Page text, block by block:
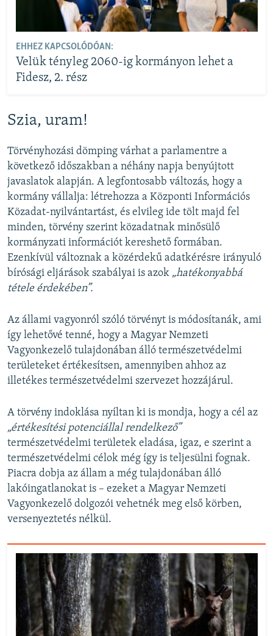
EHHEZ KAPCSOLÓDÓAN:
Velük tényleg 2060-ig kormányon lehet a
Fidesz, 2. rész
Szia, uram!
Törvényhozási dömping várhat a parlamentre a
következő időszakban a néhány napja benyújtott
javaslatok alapján. A legfontosabb változás, hogy a
kormány vállalja: létrehozza a Központi Információs
Közadat-nyilvántartást, és elvileg ide tölt majd fel
minden, törvény szerint közadatnak minősülő
kormányzati információt kereshető formában.
Ezenkívül változnak a közérdekű adatkérésre irányuló
bírósági eljárások szabályai is azok „hatékonyabbá
tétele érdekében”.
Az állami vagyonról szóló törvényt is módosítanák, ami
így lehetővé tenné, hogy a Magyar Nemzeti
Vagyonkezelő tulajdonában álló természetvédelmi
területeket értékesítsen, amennyiben ahhoz az
illetékes természetvédelmi szervezet hozzájárul.
A törvény indoklása nyíltan ki is mondja, hogy a cél az
„értékesítési potenciállal rendelkező”
természetvédelmi területek eladása, igaz, e szerint a
természetvédelmi célok még így is teljesülni fognak.
Piacra dobja az állam a még tulajdonában álló
lakóingatlanokat is – ezeket a Magyar Nemzeti
Vagyonkezelő dolgozói vehetnék meg első körben,
versenyeztetés nélkül.